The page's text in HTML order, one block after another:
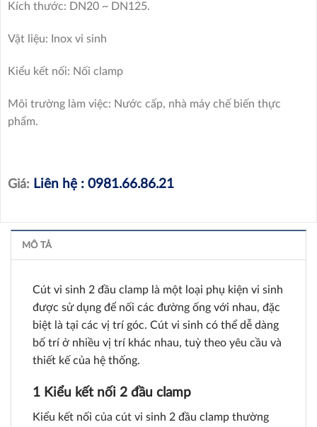
Kích thước: DN20 ~ DN125.
Vật liệu: Inox vi sinh
Kiểu kết nối: Nối clamp
Môi trường làm việc: Nước cấp, nhà máy chế biến thực
phẩm.
Giá: Liên hệ : 0981.66.86.21
MÔ TẢ
Cút vi sinh 2 đầu clamp là một loại phụ kiện vi sinh
được sử dụng để nối các đường ống với nhau, đặc
biệt là tại các vị trí góc. Cút vi sinh có thể dễ dàng
bố trí ở nhiều vị trí khác nhau, tuỳ theo yêu cầu và
thiết kế của hệ thống.
1 Kiểu kết nối 2 đầu clamp
Kiểu kết nối của cút vi sinh 2 đầu clamp thường